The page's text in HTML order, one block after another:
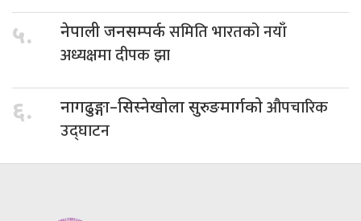
५. नेपाली जनसम्पर्कसमिति भारतको नयाँ
अध्यक्षमा दीपक झा
६. नागढुङ्गा–सिस्नेखोला सुरुङमार्गकोऔपचारिक
उद्घाटन